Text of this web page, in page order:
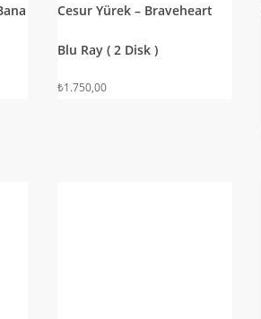
Cesur Yürek – Braveheart
Blu Ray ( 2 Disk )
₺1.750,00